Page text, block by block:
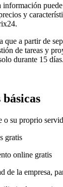
y
que a partir de
de tareas y
durante 15 días.
o su proprio
gratis
online gratis
de la empresa,